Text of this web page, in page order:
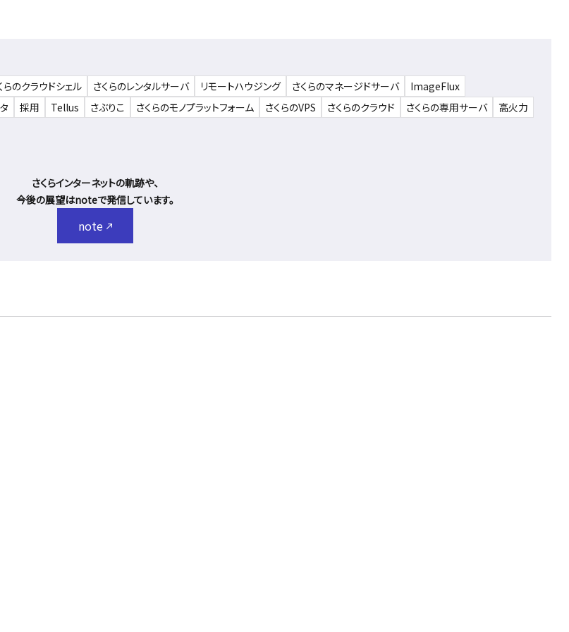
らのクラウドシェル さくらのレンタルサーバ リモートハウジング さくらのマネージドサーバ
ImageFlux
採用 Tellus さぶりこ さくらのモノプラットフォーム さくらのVPS さくらのクラウド さくらの専用サーバ
高火力
さくらインターネットの軌跡や、
今後の展望はnoteで発信しています。
note